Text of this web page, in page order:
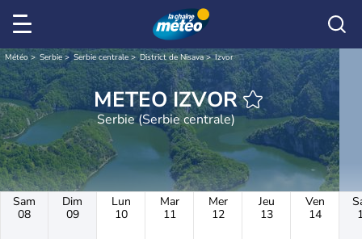
Météo Serbie Serbie centrale District de Nisava Izvor
METEO IZVOR
Serbie (Serbie centrale)
Sam
08
Dim
09
Lun
10
Mar
11
Mer
12
Jeu
13
Ven
14